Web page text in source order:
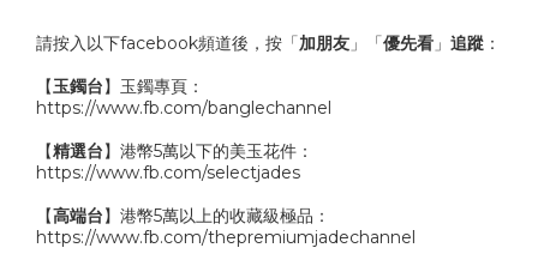
請按入以下facebook頻道後，按「加朋友 」「優先看 」 追蹤 ：
【玉鐲台】玉鐲專頁：
https://www.fb.com/banglechannel
【精選台】港幣5萬以下的美玉花件：
https://www.fb.com/selectjades
【高端台】港幣5萬以上的收藏級極品：
https://www.fb.com/thepremiumjadechannel